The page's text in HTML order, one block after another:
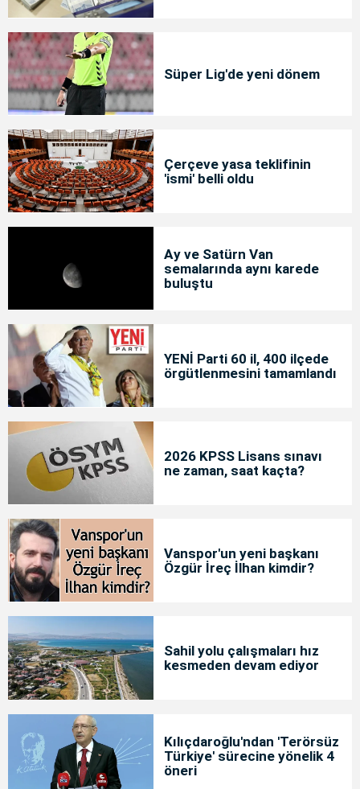
Süper Lig'de yeni dönem
Çerçeve yasa teklifinin
'ismi' belli oldu
Ay ve Satürn Van
semalarında aynı karede
buluştu
YENİ Parti 60 il, 400 ilçede
örgütlenmesini tamamlandı
2026 KPSS Lisans sınavı
ne zaman, saat kaçta?
Vanspor'un yeni başkanı
Özgür İreç İlhan kimdir?
Sahil yolu çalışmaları hız
kesmeden devam ediyor
Kılıçdaroğlu'ndan 'Terörsüz
Türkiye' sürecine yönelik 4
öneri